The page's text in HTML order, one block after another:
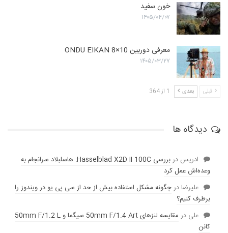
خون سفید
۱۴۰۵/۰۴/۰۷
معرفی دوربین ONDU EIKAN 8×10
۱۴۰۵/۰۳/۲۷
قبلی بعدی 1 از 364
دیدگاه ها
ادریس در
بررسی Hasselblad X2D II 100C: هاسلبلاد سرانجام به
وعده‌‌اش عمل کرد
عليرضادرچگونه مشکل استفاده بیش از حد از سی پی یو در ویندوز را
برطرف کنیم؟
علی در
مقایسه لنز‌های 50mm F/1.4 Art سیگما و 50mm F/1.2 L
کانن